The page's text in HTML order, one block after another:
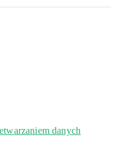
danych